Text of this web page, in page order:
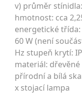
v) průměr
hmotnost: cca
energetické třída:
60 W (není
Hz stupeň krytí:
materiál:
přírodní a bílá
x stojací lampa